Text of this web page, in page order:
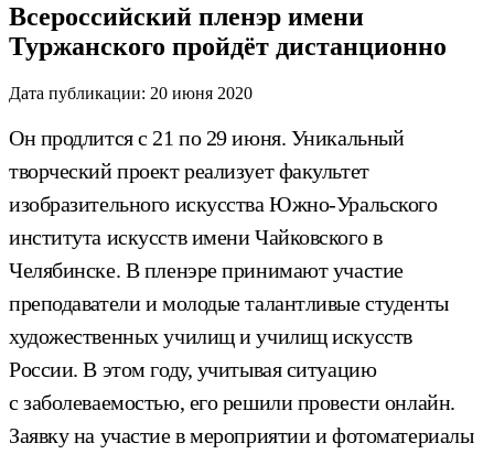
Всероссийский пленэр имени
Туржанского пройдёт дистанционно
Дата публикации: 20 июня 2020
Он продлится с 21 по 29 июня. Уникальный
творческий проект реализует факультет
изобразительного искусства Южно-Уральского
института искусств имени Чайковского в
Челябинске. В пленэре принимают участие
преподаватели и молодые талантливые студенты
художественных училищ и училищ искусств
России. В этом году, учитывая ситуацию
с заболеваемостью, его решили провести онлайн.
Заявку на участие в мероприятии и фотоматериалы